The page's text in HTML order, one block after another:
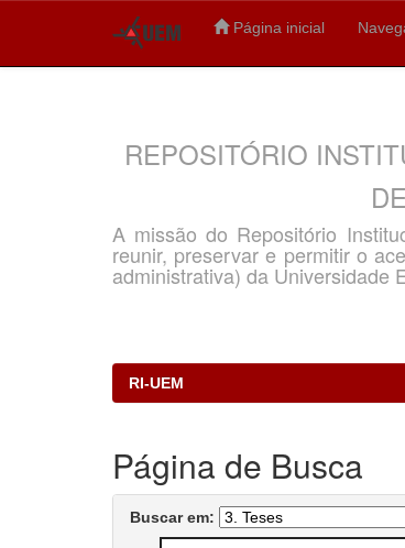
Página inicial
REPOSITÓRIO
A missão do Repositório
reunir, preservar e permitir o
administrativa) da Universidade
RI-UEM
Página de Busca
Buscar em: